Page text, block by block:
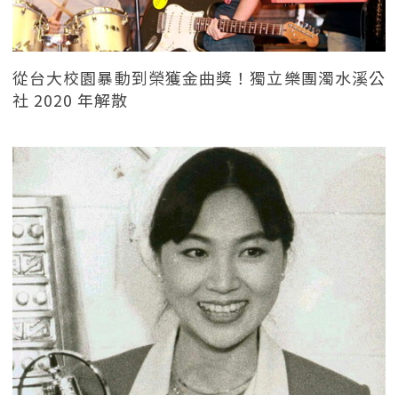
從台大校園暴動到榮獲金曲獎！獨立樂團濁水溪公
社 2020 年解散